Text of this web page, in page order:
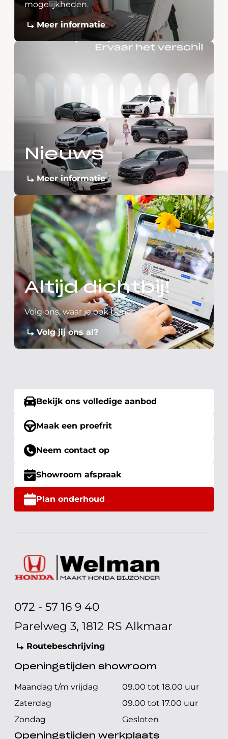
mogelijkheden.
Meer informatie
Nieuws
Meer informatie
Altijd dichtbij!
Volg ons, waar je ook bent
Volg jij ons al?
Bekijk ons volledige aanbod
Maak een proefrit
Neem contact op
Showroom afspraak
Plan onderhoud
072 - 57 16 9 40
Parelweg 3, 1812 RS Alkmaar
Routebeschrijving
Openingstijden showroom
Maandag t/m vrijdag
09.00 tot 18.00 uur
Zaterdag
09.00 tot 17.00 uur
Zondag
Gesloten
Openingstijden werkplaats